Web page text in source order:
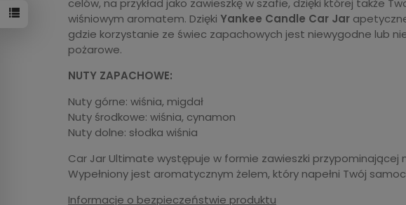
wiśniowym aromatem. Dzięki Yankee Candle Car Jar
gdzie korzystanie ze świec zapachowych jest niewygodne lub
pożarowe.
NUTY ZAPACHOWE:
Nuty górne: wiśnia, migdał
Nuty środkowe: wiśnia, cynamon
Nuty dolne: słodka wiśnia
Car Jar Ultimate występuje w formie zawieszki przypominającej
Wypełniony jest aromatycznym żelem, który napełni Twój
Informacje o bezpieczeństwie produktu